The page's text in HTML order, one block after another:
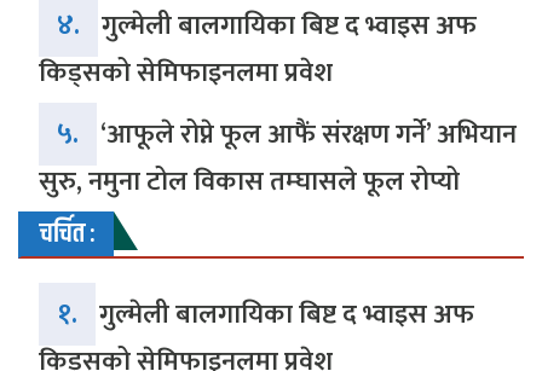
४. गुल्मेली बालगायिका बिष्ट द भ्वाइस अफ
किड्सको सेमिफाइनलमा प्रवेश
५. ‘आफूले रोप्ने फूल आफैं संरक्षण गर्ने’ अभियान
सुरु, नमुना टोल विकास तम्घासले फूल रोप्यो
चर्चित :
१. गुल्मेली बालगायिका बिष्ट द भ्वाइस अफ
किड्सको सेमिफाइनलमा प्रवेश